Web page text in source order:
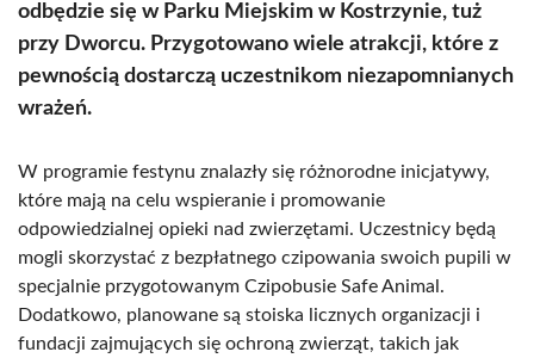
odbędzie się w Parku Miejskim w Kostrzynie, tuż
przy Dworcu. Przygotowano wiele atrakcji, które z
pewnością dostarczą uczestnikom niezapomnianych
wrażeń.
W programie festynu znalazły się różnorodne inicjatywy,
które mają na celu wspieranie i promowanie
odpowiedzialnej opieki nad zwierzętami. Uczestnicy będą
mogli skorzystać z bezpłatnego czipowania swoich pupili w
specjalnie przygotowanym Czipobusie Safe Animal.
Dodatkowo, planowane są stoiska licznych organizacji i
fundacji zajmujących się ochroną zwierząt, takich jak